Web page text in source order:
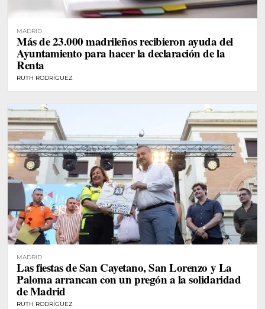
MADRID
Más de 23.000 madrileños recibieron ayuda del
Ayuntamiento para hacer la declaración de la
Renta
RUTH RODRÍGUEZ
MADRID
Las fiestas de San Cayetano, San Lorenzo y La
Paloma arrancan con un pregón a la solidaridad
de Madrid
RUTH RODRÍGUEZ